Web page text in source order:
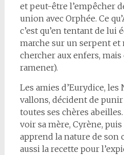
et peut-être l’empêcher
union avec Orphée. Ce
c’est qu’en tentant de lui
marche sur un serpent et
chercher aux enfers, mais
ramener).
Les amies d’Eurydice, les
vallons, décident de
toutes ses chères
voir sa mère, Cyrène,
apprend la nature de son
aussi la recette pour